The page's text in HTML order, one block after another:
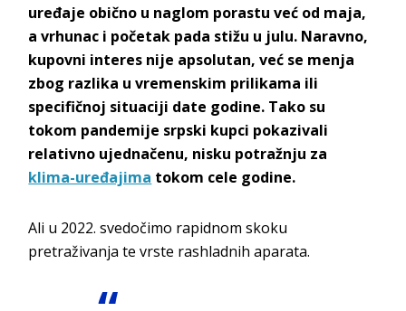
uređaje obično u naglom porastu već od maja,
a vrhunac i početak pada stižu u julu. Naravno,
kupovni interes nije apsolutan, već se menja
zbog razlika u vremenskim prilikama ili
specifičnoj situaciji date godine. Tako su
tokom pandemije srpski kupci pokazivali
relativno ujednačenu, nisku potražnju za
klima-uređajima tokom cele godine.
Ali u 2022. svedočimo rapidnom skoku
pretraživanja te vrste rashladnih aparata.